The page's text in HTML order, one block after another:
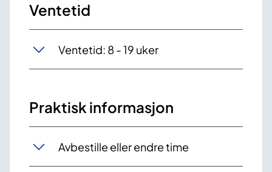
Ventetid
Ventetid: 8 - 19 uker
Praktisk informasjon
Avbestille eller endre time